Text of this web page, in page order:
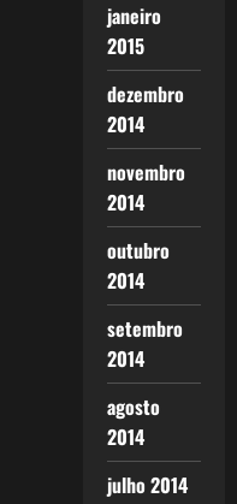
janeiro
2015
dezembro
2014
novembro
2014
outubro
2014
setembro
2014
agosto
2014
julho 2014